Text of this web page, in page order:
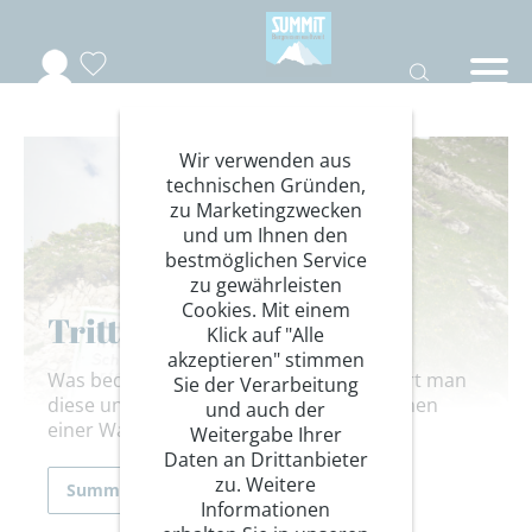
Trittsicherheit
Was bedeutet Trittsicherheit, wie trainiert man
diese und was ist der Unterschied zwischen
einer Wanderung und einer Bergtour?
Summit Wissen
Wir verwenden aus
technischen Gründen,
zu Marketingzwecken
und um Ihnen den
bestmöglichen Service
zu gewährleisten
Cookies. Mit einem
Klick auf "Alle
akzeptieren" stimmen
Sie der Verarbeitung
und auch der
Weitergabe Ihrer
Daten an Drittanbieter
zu. Weitere
Informationen